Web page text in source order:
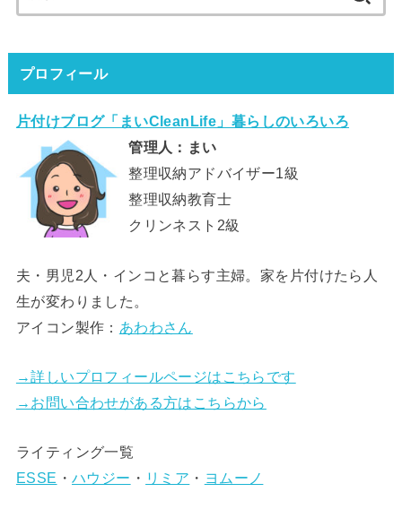
索:
プロフィール
片付けブログ「まいCleanLife」暮らしのいろいろ
管理人：まい
整理収納アドバイザー1級
整理収納教育士
クリンネスト2級
夫・男児2人・インコと暮らす主婦。家を片付けたら人
生が変わりました。
アイコン製作： あわわさん
→詳しいプロフィールページはこちらです
→お問い合わせがある方はこちらから
ライティング一覧
ESSE ・ ハウジー ・ リミア ・ ヨムーノ